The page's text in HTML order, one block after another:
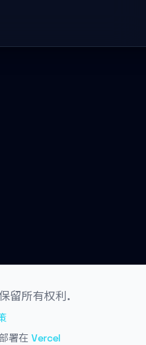
留所有权利.
署在 Vercel